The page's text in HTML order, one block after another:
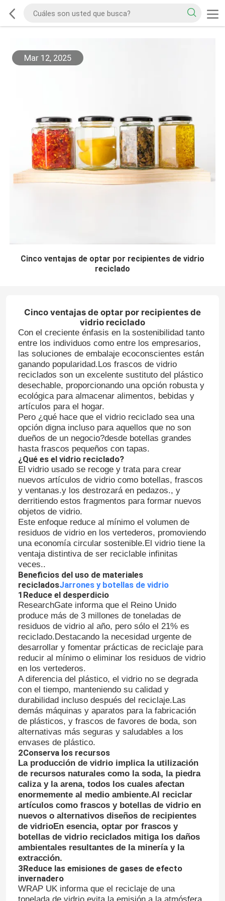
Mar 12, 2025
Cinco ventajas de optar por recipientes de vidrio
reciclado
Cinco ventajas de optar por recipientes de
vidrio reciclado
Con el creciente énfasis en la sostenibilidad tanto
entre los individuos como entre los empresarios,
las soluciones de embalaje ecoconscientes están
ganando popularidad.Los frascos de vidrio
reciclados son un excelente sustituto del plástico
desechable, proporcionando una opción robusta y
ecológica para almacenar alimentos, bebidas y
artículos para el hogar.
Pero ¿qué hace que el vidrio reciclado sea una
opción digna incluso para aquellos que no son
dueños de un negocio?desde botellas grandes
hasta frascos pequeños con tapas.
¿Qué es el vidrio reciclado?
El vidrio usado se recoge y trata para crear
nuevos artículos de vidrio como botellas, frascos
y ventanas.y los destrozará en pedazos., y
derritiendo estos fragmentos para formar nuevos
objetos de vidrio.
Este enfoque reduce al mínimo el volumen de
residuos de vidrio en los vertederos, promoviendo
una economía circular sostenible.El vidrio tiene la
ventaja distintiva de ser reciclable infinitas
veces..
Beneficios del uso de materiales
recicladosJarrones y botellas de vidrio
1Reduce el desperdicio
ResearchGate informa que el Reino Unido
produce más de 3 millones de toneladas de
residuos de vidrio al año, pero sólo el 21% es
reciclado.Destacando la necesidad urgente de
desarrollar y fomentar prácticas de reciclaje para
reducir al mínimo o eliminar los residuos de vidrio
en los vertederos.
A diferencia del plástico, el vidrio no se degrada
con el tiempo, manteniendo su calidad y
durabilidad incluso después del reciclaje.Las
demás máquinas y aparatos para la fabricación
de plásticos, y frascos de favores de boda, son
alternativas más seguras y saludables a los
envases de plástico.
2Conserva los recursos
La producción de vidrio implica la utilización
de recursos naturales como la soda, la piedra
caliza y la arena, todos los cuales afectan
enormemente al medio ambiente.Al reciclar
artículos como frascos y botellas de vidrio en
nuevos o alternativos diseños de recipientes
de vidrioEn esencia, optar por frascos y
botellas de vidrio reciclados mitiga los daños
ambientales resultantes de la minería y la
extracción.
3Reduce las emisiones de gases de efecto
invernadero
WRAP UK informa que el reciclaje de una